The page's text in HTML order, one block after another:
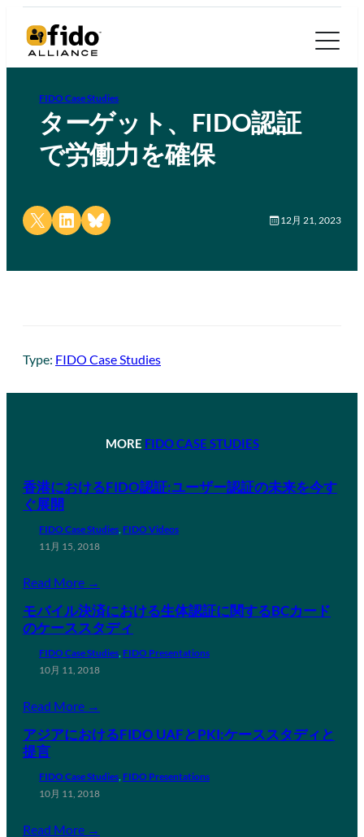
FIDO Case Studies
ターゲット、FIDO認証
で労働力を確保
Share on X Share on LinkedIn
Share on Bluesky 12月 21, 2023
Type: FIDO Case Studies
MORE FIDO CASE STUDIES
香港におけるFIDO認証:ユーザー認証の未来を今す
ぐ展開
FIDO Case Studies FIDO Videos
11月 15, 2018
Read More →
モバイル決済における生体認証に関するBCカード
のケーススタディ
FIDO Case Studies FIDO Presentations
10月 11, 2018
Read More →
アジアにおけるFIDO UAFとPKI:ケーススタディと
提言
FIDO Case Studies FIDO Presentations
10月 11, 2018
Read More →